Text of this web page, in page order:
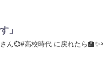
」
ん💞#高校時代 に戻れたら